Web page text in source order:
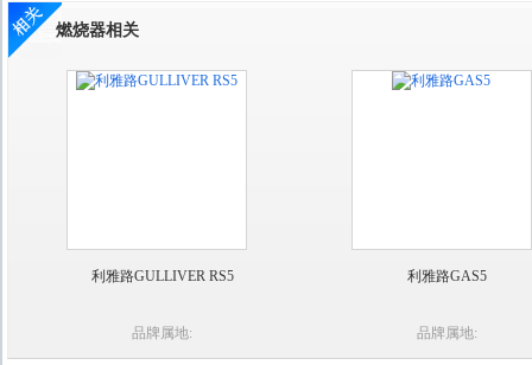
燃烧器相关
利雅路GULLIVER RS5
品牌属地:
利雅路GAS5
品牌属地: